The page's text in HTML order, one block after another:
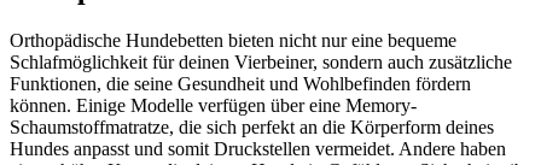
Orthopädische Hundebetten bieten nicht nur eine bequeme
Schlafmöglichkeit für deinen Vierbeiner, sondern auch zusätzliche
Funktionen, die seine Gesundheit und Wohlbefinden fördern
können. Einige Modelle verfügen über eine Memory-
Schaumstoffmatratze, die sich perfekt an die Körperform deines
Hundes anpasst und somit Druckstellen vermeidet. Andere haben